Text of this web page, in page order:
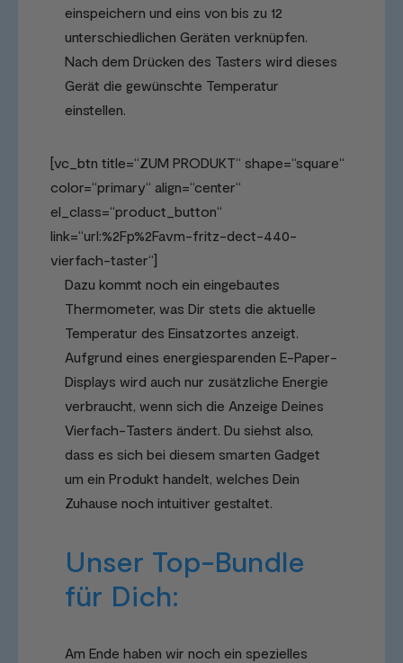
einspeichern und eins von bis zu 12
unterschiedlichen Geräten verknüpfen.
Nach dem Drücken des Tasters wird dieses
Gerät die gewünschte Temperatur
einstellen.
[vc_btn title=“ZUM PRODUKT“ shape=“square“
color=“primary“ align=“center“
el_class=“product_button“
link=“url:%2Fp%2Favm-fritz-dect-440-
vierfach-taster“]
Dazu kommt noch ein eingebautes
Thermometer, was Dir stets die aktuelle
Temperatur des Einsatzortes anzeigt.
Aufgrund eines energiesparenden E-Paper-
Displays wird auch nur zusätzliche Energie
verbraucht, wenn sich die Anzeige Deines
Vierfach-Tasters ändert. Du siehst also,
dass es sich bei diesem smarten Gadget
um ein Produkt handelt, welches Dein
Zuhause noch intuitiver gestaltet.
Unser Top-Bundle
für Dich:
Am Ende haben wir noch ein spezielles